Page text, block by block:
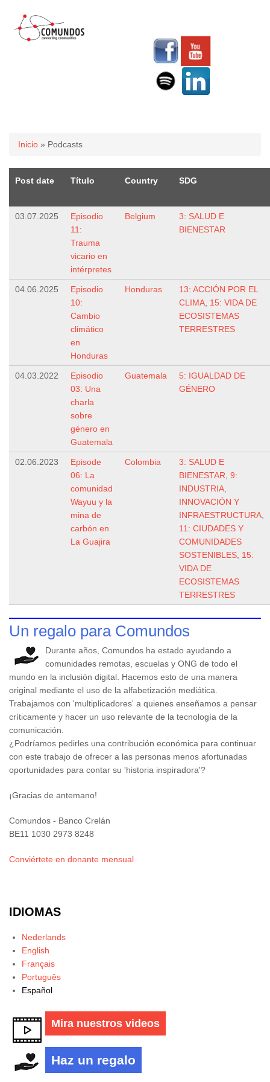
Usted está aquí
Inicio » Podcasts
Post date Título Country SDG
03.07.2025
Episodio
11:
Trauma
vicario en
intérpretes
Belgium
3: SALUD E
BIENESTAR
04.06.2025
Episodio
10:
Cambio
climático
en
Honduras
Honduras
13: ACCIÓN POR EL
CLIMA 15: VIDA DE
ECOSISTEMAS
TERRESTRES
04.03.2022
Episodio
03: Una
charla
sobre
género en
Guatemala
Guatemala
5: IGUALDAD DE
GÉNERO
02.06.2023
Episode
06: La
comunidad
Wayuu y la
mina de
carbón en
La Guajira
Colombia
3: SALUD E
BIENESTAR 9:
INDUSTRIA,
INNOVACIÓN Y
INFRAESTRUCTURA
11: CIUDADES Y
COMUNIDADES
SOSTENIBLES 15:
VIDA DE
ECOSISTEMAS
TERRESTRES
Un regalo para Comundos
Durante años, Comundos ha estado ayudando a
comunidades remotas, escuelas y ONG de todo el
mundo en la inclusión digital. Hacemos esto de una manera
original mediante el uso de la alfabetización mediática.
Trabajamos con 'multiplicadores' a quienes enseñamos a pensar
críticamente y hacer un uso relevante de la tecnología de la
comunicación.
¿Podríamos pedirles una contribución económica para continuar
con este trabajo de ofrecer a las personas menos afortunadas
oportunidades para contar su 'historia inspiradora'?
¡Gracias de antemano!
Comundos - Banco Crelán
BE11 1030 2973 8248
Conviértete en donante mensual
IDIOMAS
Nederlands
English
Français
Português
Español
Mira nuestros videos
Haz un regalo